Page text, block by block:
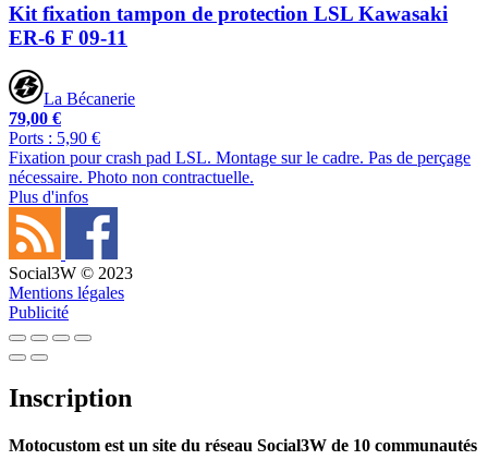
Kit fixation tampon de protection LSL Kawasaki
ER-6 F 09-11
La Bécanerie
79,00 €
Ports : 5,90 €
Fixation pour crash pad LSL. Montage sur le cadre. Pas de perçage
nécessaire. Photo non contractuelle.
Plus d'infos
Social3W © 2023
Mentions légales
Publicité
Inscription
Motocustom est un site du réseau Social3W de 10 communautés